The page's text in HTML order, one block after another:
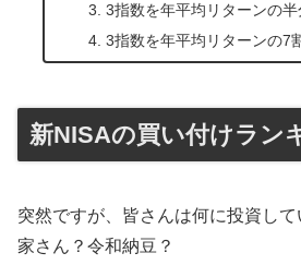
3指数を年平均リターンの
3指数を年平均リターンの7
新NISAの買い付けラン
突然ですが、皆さんは何に投資し
家さん？令和納豆？